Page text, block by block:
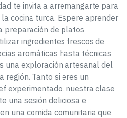
te invita a arremangarte para
cocina turca. Espere aprender
preparación de platos
ingredientes frescos de
aromáticas hasta técnicas
una exploración artesanal del
región. Tanto si eres un
experimentado, nuestra clase
una sesión deliciosa e
una comida comunitaria que